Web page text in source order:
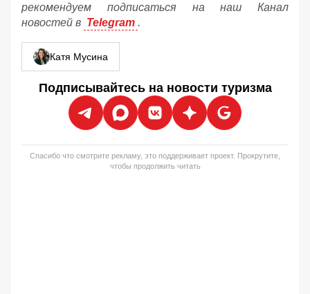
рекомендуем подписаться на наш Канал
новостей в Telegram .
Катя Мусина
Подписывайтесь на новости туризма
Спасибо что смотрите рекламу, это поддерживает проект. Прокрутите,
чтобы продолжить читать